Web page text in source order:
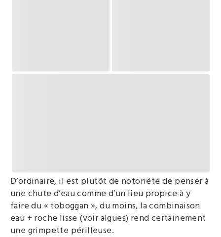
D’ordinaire, il est plutôt de notoriété de penser à
une chute d’eau comme d’un lieu propice à y
faire du « toboggan », du moins, la combinaison
eau + roche lisse (voir algues) rend certainement
une grimpette périlleuse.